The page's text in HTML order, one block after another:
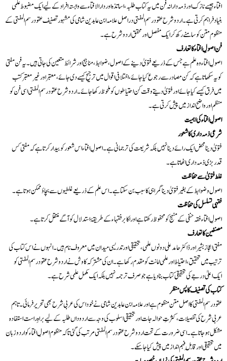
افتاء جیسے نازک اور ذمہ دارانہ فن میں یہ کتاب طلبہ، اساتذہ اور دارالافتاء سے وابستہ افراد کے لیے ایک مضبوط علمی
بنیاد فراہم کرتی ہے۔ اردو شرح عقود رسم المفتی دراصل علامہ ابن عابدین شامی کی مشہور تصنیف عقود رسم المفتی کے
منظوم متن کو سامنے رکھ کر ایک مفصل اور محقق اردو شرح ہے۔
فن اصولِ افتاء کا تعارف
اصولِ افتاء وہ علم ہے جس کے ذریعے فتویٰ دینے کے اصول، ضوابط، مناہج اور شرائط متعین کی جاتی ہیں۔ یہ فن مفتی
کو یہ سکھاتا ہے کہ کن مصادر سے رجوع کیا جائے، اختلافی اقوال میں ترجیح کیسے دی جائے، معتبر اور غیر معتبر کتب
میں فرق کیسے کیا جائے اور فتویٰ دیتے وقت کن احتیاطوں کو ملحوظ رکھا جائے۔ اردو شرح عقود رسم المفتی اسی فن کو
منظم اور واضح انداز میں پیش کرتی ہے۔
اصولِ افتاء کی اہمیت
شرعی ذمہ داری کا شعور
فتویٰ دینا محض ایک رائے دینا نہیں بلکہ شریعت کی ترجمانی ہے۔ اصولِ افتاء اس شعور کو بیدار کرتا ہے کہ مفتی کس
قدر بڑی ذمہ داری اٹھاتا ہے۔
غلط فتویٰ سے حفاظت
اصول و ضوابط کے بغیر فتویٰ دینا گمراہی کا سبب بن سکتا ہے۔ اس علم کے ذریعے غلطیوں سے بچاؤ ممکن ہوتا ہے۔
فقہی تسلسل کی حفاظت
اصولِ افتاء فقہ حنفی کے منہج کو محفوظ رکھتا ہے اور اکابر فقہاء کے طریقۂ استدلال کو آگے منتقل کرتا ہے۔
مصنفین کا تعارف
مفتی اعجاز بشیر اور ڈاکٹر حامد علی دونوں علمی، تحقیقی اور تدریسی میدان میں معروف نام ہیں۔ انہوں نے اس کتاب کی
ترتیب میں تحقیق، احتیاط اور علمی امانت کو مقدم رکھا ہے۔ ان کی مشترکہ کاوش نے اردو شرح عقود رسم المفتی کو
ایک اعلیٰ درجے کی تحقیقی کتاب بنا دیا ہے جو صرف ترجمہ نہیں بلکہ ایک مکمل علمی شرح ہے۔
کتاب کی تصنیف کا پس منظر
عقود رسم المفتی کا اصل متن منظوم ہے اور علامہ ابن عابدین شامی نے خود اس کی عربی شرح بھی تحریر فرمائی۔ تاہم
عربی شرح کی تفصیلات، کثرتِ حوالہ جات اور تحقیقی اسلوب کی وجہ سے اردو داں طلبہ کے لیے براہِ راست استفادہ
مشکل ہو جاتا ہے۔ اسی ضرورت کے تحت اردو شرح عقود رسم المفتی مرتب کی گئی تاکہ منظوم اصولِ افتاء کو اردو زبان
میں تحقیقی اور قابلِ فہم انداز میں پیش کیا جا سکے۔